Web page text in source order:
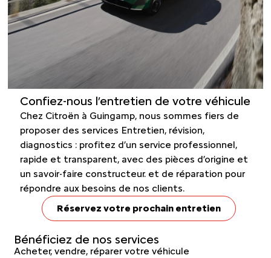
Confiez-nous l’entretien de votre véhicule
Chez Citroën à Guingamp, nous sommes fiers de
proposer des services Entretien, révision,
diagnostics : profitez d’un service professionnel,
rapide et transparent, avec des pièces d’origine et
un savoir-faire constructeur. et de réparation pour
répondre aux besoins de nos clients.
Réservez votre prochain entretien
Bénéficiez de nos services
Acheter, vendre, réparer votre véhicule